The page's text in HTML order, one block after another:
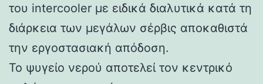
του intercooler με ειδικά διαλυτικά κατά τη
διάρκεια των μεγάλων σέρβις αποκαθιστά
την εργοστασιακή απόδοση.
Το ψυγείο νερού αποτελεί τον κεντρικό